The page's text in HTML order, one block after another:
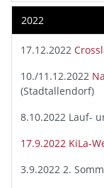
2022
17.12.2022
10./11.12.2022
(Stadtallendorf)
8.10.2022 Lauf-
17.9.2022 KiLa-
3.9.2022 2.